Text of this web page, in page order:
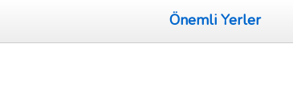
Önemli Yerler